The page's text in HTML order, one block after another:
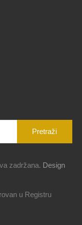
zadržana. Design
u Registru